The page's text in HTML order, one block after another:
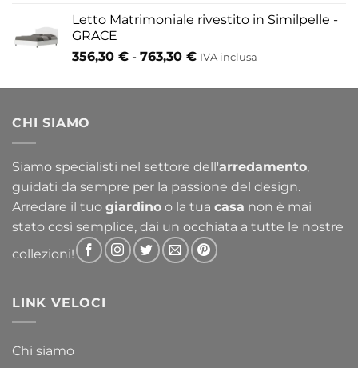
Letto Matrimoniale rivestito in Similpelle -
GRACE
356,30 € - 763,30 €Fascia
prezzo:
IVA inclusa
CHI SIAMO
Siamo specialisti nel settore dell'arredamento,
guidati da sempre per la passione del design.
Arredare il tuo giardino o la tua casa non è mai
stato così semplice, dai un occhiata a tutte le nostre
collezioni!
LINK VELOCI
Chi siamo